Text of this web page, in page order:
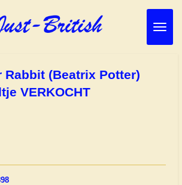
Rabbit (Beatrix Potter)
VERKOCHT